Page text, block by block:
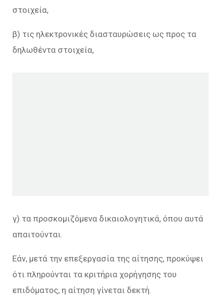
στοιχεία,
β) τις ηλεκτρονικές διασταυρώσεις ως προς τα
δηλωθέντα στοιχεία,
γ) τα προσκομιζόμενα δικαιολογητικά, όπου αυτά
απαιτούνται.
Εάν, μετά την επεξεργασία της αίτησης, προκύψει
ότι πληρούνται τα κριτήρια χορήγησης του
επιδόματος, η αίτηση γίνεται δεκτή.